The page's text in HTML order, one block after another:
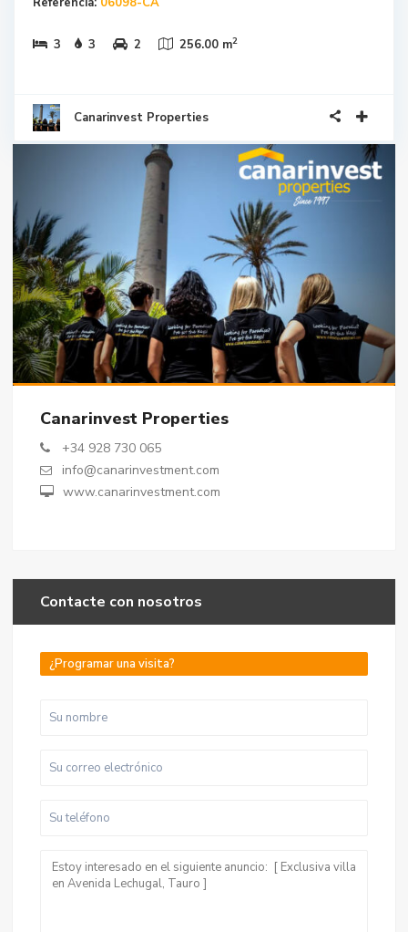
3 3 2 256.00 m2
Canarinvest Properties
Canarinvest Properties
+34 928 730 065
info@canarinvestment.com
www.canarinvestment.com
Contacte con nosotros
¿Programar una visita?